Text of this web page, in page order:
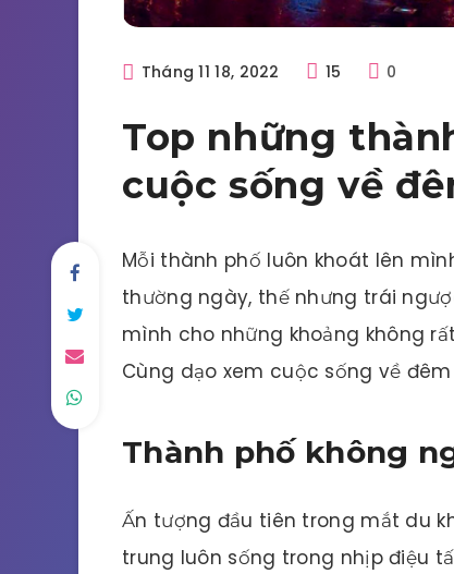
Tháng 11 18, 2022 15 0
Top những
cuộc sống về
Mỗi thành phố luôn khoát lên
thường ngày, thế nhưng trái
mình cho những khoảng không
Cùng dạo xem cuộc sống về
Thành phố không
Ấn tượng đầu tiên trong mắt du
trung luôn sống trong nhịp điệu